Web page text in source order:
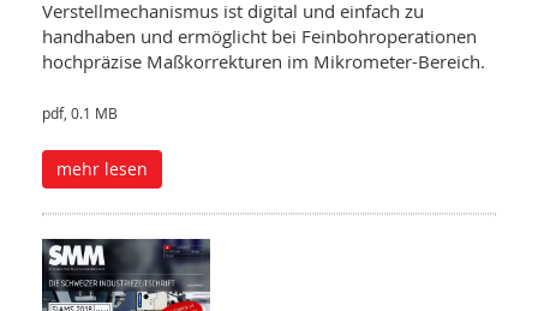
Verstellmechanismus ist digital und einfach zu
handhaben und ermöglicht bei Feinbohroperationen
hochpräzise Maßkorrekturen im Mikrometer-Bereich.
pdf, 0.1 MB
mehr lesen